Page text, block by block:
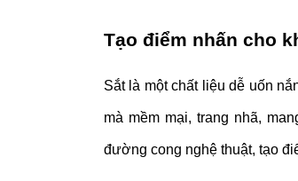
Tạo điểm nhấn cho
Sắt là một chất liệu dễ uốn
mà mềm mại, trang nhã,
đường cong nghệ thuật, tạo